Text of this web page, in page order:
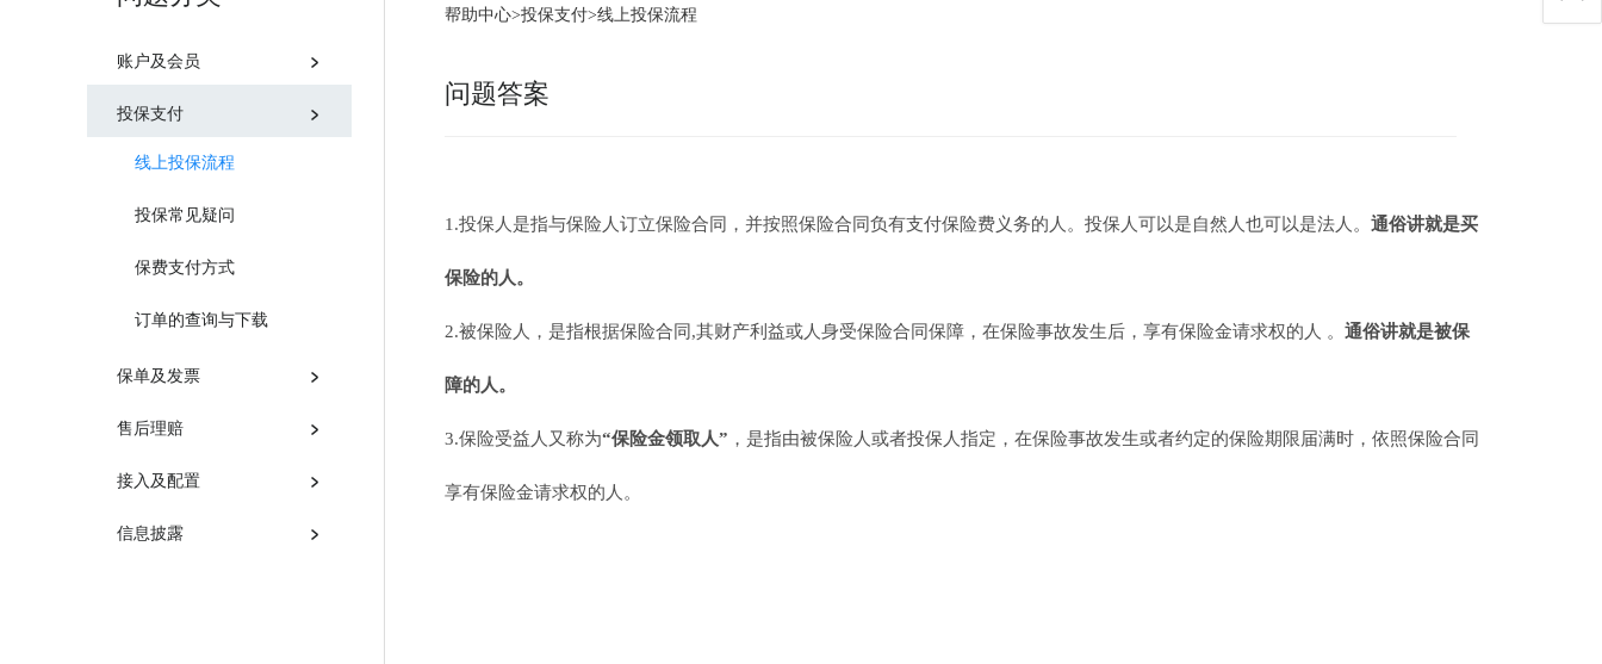
账户及会员
投保支付
线上投保流程
投保常见疑问
保费支付方式
订单的查询与下载
保单及发票
售后理赔
接入及配置
信息披露
帮助中心>投保支付>线上投保流程
问题答案
1.投保人是指与保险人订立保险合同，并按照保险合同负有支付保险费义务的人。投保人可以是自然人也可以是法人。 通俗讲就是买
保险的人。
2.被保险人，是指根据保险合同,其财产利益或人身受保险合同保障，在保险事故发生后，享有保险金请求权的人 。 通俗讲就是被保
障的人。
3.保险受益人又称为“保险金领取人” ，是指由被保险人或者投保人指定，在保险事故发生或者约定的保险期限届满时，依照保险合同
享有保险金请求权的人。